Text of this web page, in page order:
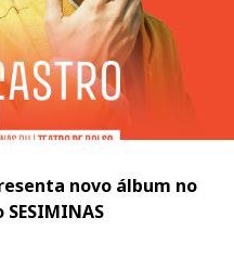
novo álbum no